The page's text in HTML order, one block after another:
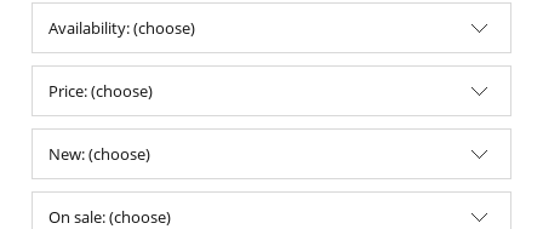
Availability: (choose)
Price: (choose)
New: (choose)
On sale: (choose)